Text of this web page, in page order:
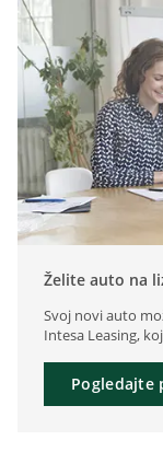
Želite auto na
Svoj novi auto
Intesa Leasing,
Pogledajte